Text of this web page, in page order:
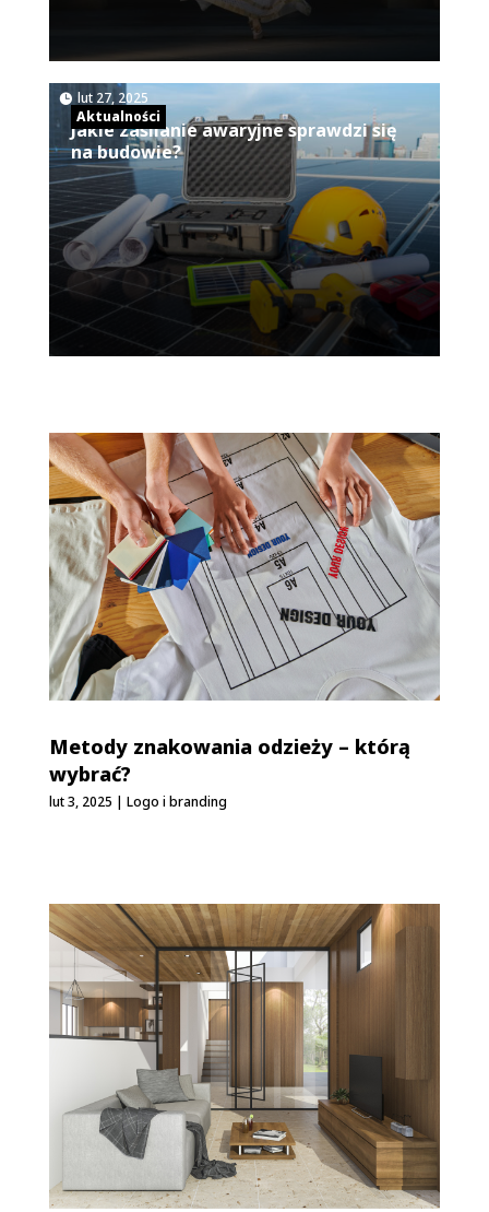
Jakie zasilanie awaryjne sprawdzi się
na budowie?
lut 27, 2025
Aktualności
Metody znakowania odzieży – którą
wybrać?
lut 3, 2025 Logo i branding